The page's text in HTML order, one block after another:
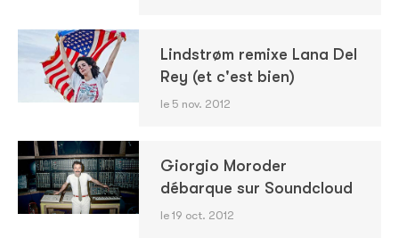
Lindstrøm remixe Lana Del
Rey (et c'est bien)
le 5 nov. 2012
Giorgio Moroder
débarque sur Soundcloud
le 19 oct. 2012